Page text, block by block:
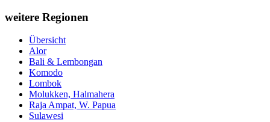
weitere Regionen
Übersicht
Alor
Bali & Lembongan
Komodo
Lombok
Molukken, Halmahera
Raja Ampat, W. Papua
Sulawesi